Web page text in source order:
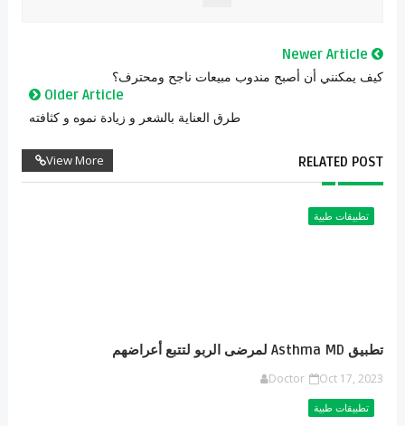
Newer Article
كيف يمكنني أن أصبح مندوب مبيعات ناجح ومحترف؟
Older Article
طرق العناية بالشعر و زيادة نموه و كثافته
RELATED POST
View More
تطبيقات طبية
تطبيق Asthma MD لمرضى الربو لتتبع أعراضهم
Doctor Oct 17, 2023
تطبيقات طبية